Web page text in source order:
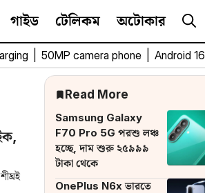
গাইড টেলিকম অটোকার
50MP camera phone Android 16
Read More
Samsung Galaxy
F70 Pro 5G পরশু লঞ্চ
হচ্ছে, দাম শুরু ২৫৯৯৯
টাকা থেকে
OnePlus N6x ভারতে